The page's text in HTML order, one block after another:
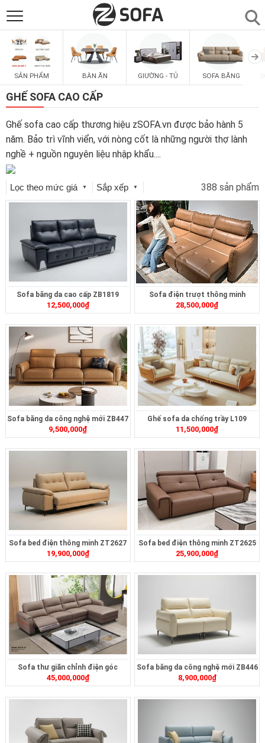
SẢN PHẨM
SOFAS
PHÒNG ĂN
PHÒNG NGỦ
PHÒNG KHÁCH ▼
LIÊN HỆ
SẢN PHẨM BÀN ĂN GIƯỜNG - TỦ SOFA BĂNG
GHẾ SOFA CAO CẤP
Ghế sofa cao cấp thương hiệu zSOFA.vn được bảo hành 5
năm. Bảo trì vĩnh viển, với nòng cốt là những người thợ lành
nghề + nguồn nguyên liệu nhập khẩu....
Lọc theo mức giá ▼ Sắp xếp ▼ 388 sản phẩm
Sofa băng da cao cấp ZB1819
12,500,000₫
Sofa điện trượt thông minh
ZT2628
28,500,000₫
Sofa băng da công nghệ mới ZB447
9,500,000₫
Ghế sofa da chống trầy L109
11,500,000₫
Sofa bed điện thông minh ZT2627
19,900,000₫
Sofa bed điện thông minh ZT2625
25,900,000₫
Sofa thư giãn chỉnh điện góc
ZT239
45,000,000₫
Sofa băng da công nghệ mới ZB446
8,900,000₫